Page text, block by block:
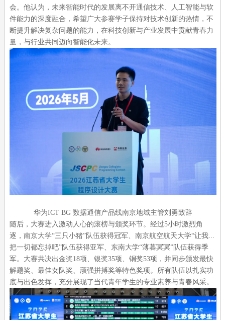
会。他认为，未来智能时代的发展离不开通信技术、人工智能与软
件能力的深度融合，希望广大参赛学子保持对技术创新的热情，不
断提升解决复杂问题的能力，在科技创新与产业发展中贡献青春力
量，与行业共同迈向智能化未来。
华为ICT BG 数据通信产品线南京地域主管刘勇致辞
随后，大赛进入激动人心的滚榜与颁奖环节。经过5小时激烈角
逐，南京大学“三只小猪”队伍获得冠军、南京航空航天大学“让我...
把一切都忘掉吧”队伍获得亚军、东南大学“薄暮冥冥”队伍获得季
军。大赛共决出金奖18项、银奖35项、铜奖53项，并同步颁发最快
解题奖、最佳女队奖、顽强拼搏奖等特色奖项。所有队伍以扎实功
底与出色发挥，充分展现了当代青年学生的专业素养与青春风采。